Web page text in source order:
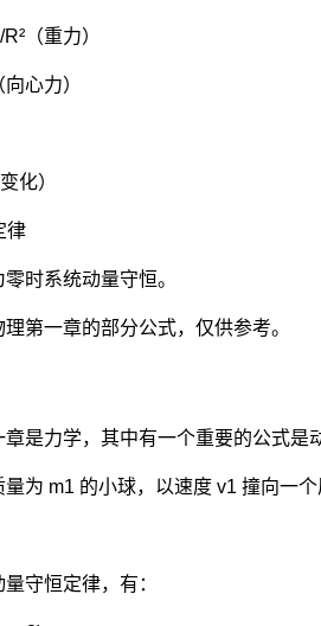
（重力）
心力）
化）
律
时系统动量守恒。
第一章的部分公式，仅供参考。
是力学，其中有一个重要的公式是
为 m1 的小球，以速度 v1 撞向一
守恒定律，有：